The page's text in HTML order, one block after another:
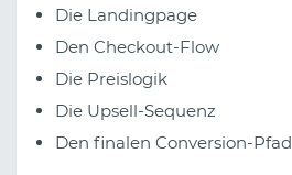
Die Landingpage
Den Checkout-Flow
Die Preislogik
Die Upsell-Sequenz
Den finalen Conversion-Pfad